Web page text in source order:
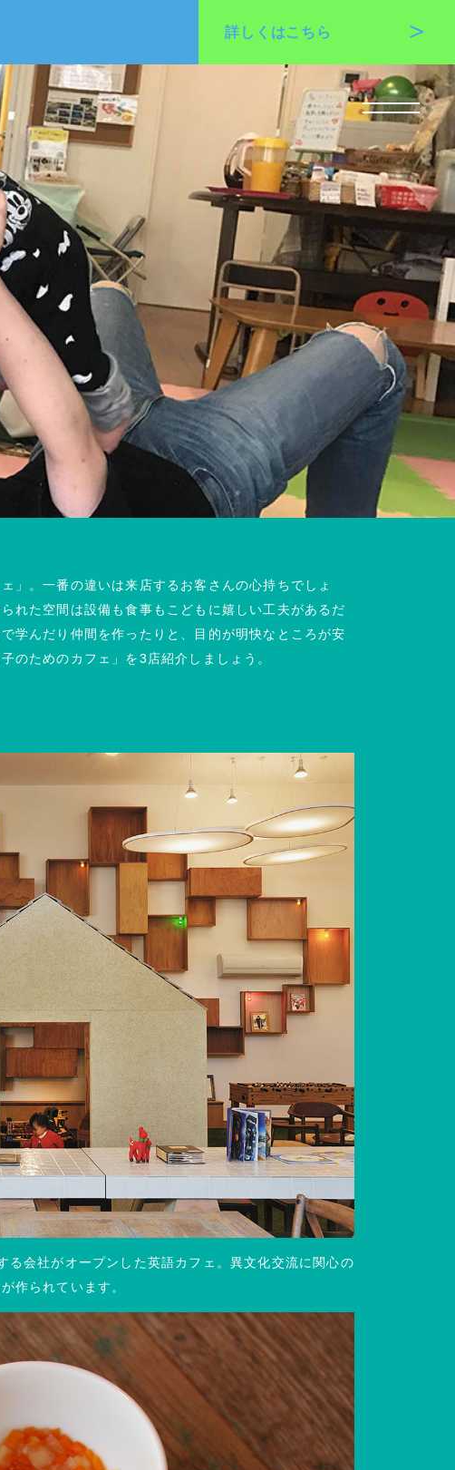
詳しくはこちら
」。一番の違いは来店するお客さんの心持ちでしょ
れた空間は設備も食事もこどもに嬉しい工夫があるだ
学んだり仲間を作ったりと、目的が明快なところが安
のためのカフェ」を3店紹介しましょう。
会社がオープンした英語カフェ。異文化交流に関心の
作られています。